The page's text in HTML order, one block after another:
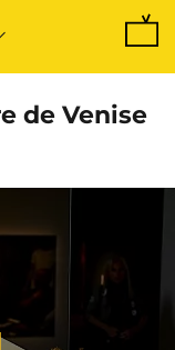
de Venise